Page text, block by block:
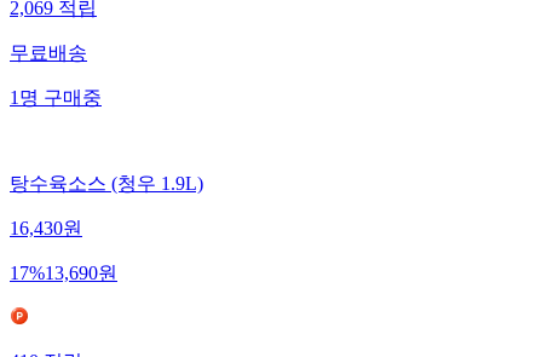
2,069적립
무료배송
1명구매중
탕수육소스 (청우 1.9L)
16,430원
17%13,690원